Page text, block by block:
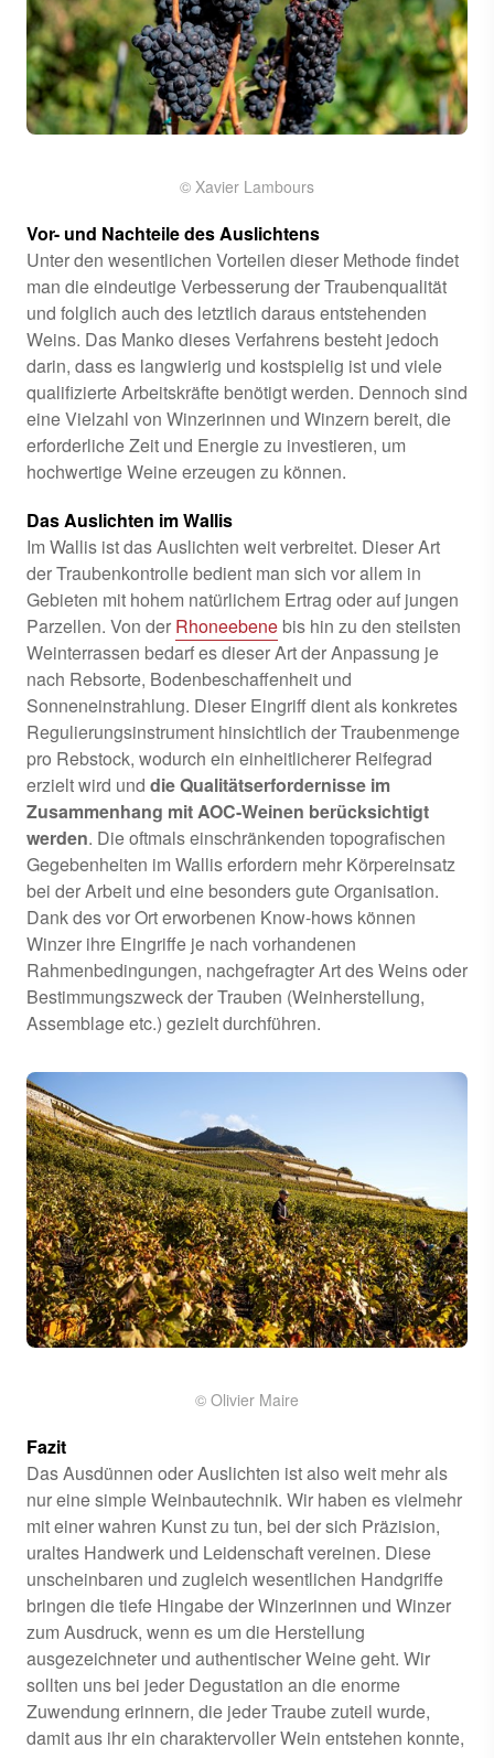
© Xavier Lambours
Vor- und Nachteile des Auslichtens
Unter den wesentlichen Vorteilen dieser Methode findet
man die eindeutige Verbesserung der Traubenqualität
und folglich auch des letztlich daraus entstehenden
Weins. Das Manko dieses Verfahrens besteht jedoch
darin, dass es langwierig und kostspielig ist und viele
qualifizierte Arbeitskräfte benötigt werden. Dennoch sind
eine Vielzahl von Winzerinnen und Winzern bereit, die
erforderliche Zeit und Energie zu investieren, um
hochwertige Weine erzeugen zu können.
Das Auslichten im Wallis
Im Wallis ist das Auslichten weit verbreitet. Dieser Art
der Traubenkontrolle bedient man sich vor allem in
Gebieten mit hohem natürlichem Ertrag oder auf jungen
Parzellen. Von der Rhoneebene bis hin zu den steilsten
Weinterrassen bedarf es dieser Art der Anpassung je
nach Rebsorte, Bodenbeschaffenheit und
Sonneneinstrahlung. Dieser Eingriff dient als konkretes
Regulierungsinstrument hinsichtlich der Traubenmenge
pro Rebstock, wodurch ein einheitlicherer Reifegrad
erzielt wird und die Qualitätserfordernisse im
Zusammenhang mit AOC-Weinen berücksichtigt
werden. Die oftmals einschränkenden topografischen
Gegebenheiten im Wallis erfordern mehr Körpereinsatz
bei der Arbeit und eine besonders gute Organisation.
Dank des vor Ort erworbenen Know-hows können
Winzer ihre Eingriffe je nach vorhandenen
Rahmenbedingungen, nachgefragter Art des Weins oder
Bestimmungszweck der Trauben (Weinherstellung,
Assemblage etc.) gezielt durchführen.
© Olivier Maire
Fazit
Das Ausdünnen oder Auslichten ist also weit mehr als
nur eine simple Weinbautechnik. Wir haben es vielmehr
mit einer wahren Kunst zu tun, bei der sich Präzision,
uraltes Handwerk und Leidenschaft vereinen. Diese
unscheinbaren und zugleich wesentlichen Handgriffe
bringen die tiefe Hingabe der Winzerinnen und Winzer
zum Ausdruck, wenn es um die Herstellung
ausgezeichneter und authentischer Weine geht. Wir
sollten uns bei jeder Degustation an die enorme
Zuwendung erinnern, die jeder Traube zuteil wurde,
damit aus ihr ein charaktervoller Wein entstehen konnte,